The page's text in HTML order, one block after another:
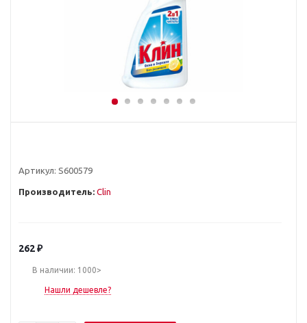
Артикул: S600579
Производитель: Clin
262₽
В наличии: 1000>
Нашли дешевле?